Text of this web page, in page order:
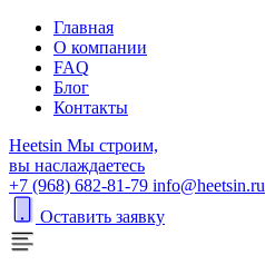
Главная
О компании
FAQ
Блог
Контакты
Heetsin Мы строим,
вы наслаждаетесь
+7 (968) 682-81-79 info@heetsin.ru
Оставить заявку